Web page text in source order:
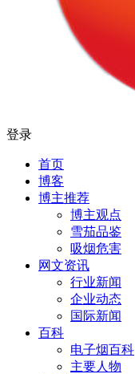
登录
首页
博客
博主推荐
博主观点
雪茄品鉴
吸烟危害
网文资讯
行业新闻
企业动态
国际新闻
百科
电子烟百科
主要人物